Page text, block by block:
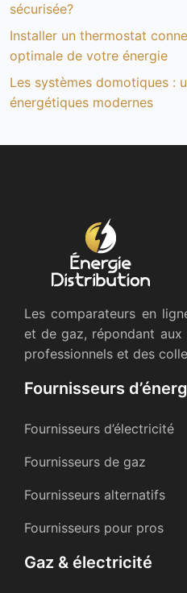
sécurisée?
Installer un thermostat
optimale de votre énergie
Les systèmes domotiques :
énergétiques modernes
Les comparateurs en
et de gaz, répondant
professionnels et des
Fournisseurs
Fournisseurs d’électricité
Fournisseurs de gaz
Fournisseurs alternatifs
Fournisseurs pour pros
Gaz & électricité